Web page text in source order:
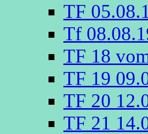
TF
Tf
TF 18
TF 19
TF 20
TF 21